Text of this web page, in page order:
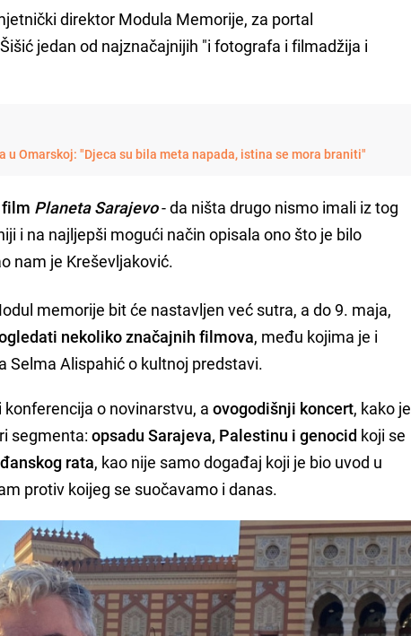
direktor Modula Memorije, za portal
jedan od najznačajnijih "i fotografa i filmadžija i
u Omarskoj: "Djeca su bila meta napada, istina se mora braniti"
Planeta Sarajevo- da ništa drugo nismo imali iz tog
i na najljepši mogući način opisala ono što je bilo
nam je Kreševljaković.
memorije bit će nastavljen već sutra, a do 9. maja,
nekoliko značajnih filmova, među kojima je i
Selma Alispahić o kultnoj predstavi.
o novinarstvu, aovogodišnji koncert, kako je
segmenta:opsadu Sarajeva, Palestinu i genocid koji se
rata, kao nije samo događaj koji je bio uvod u
protiv koijeg se suočavamo i danas.